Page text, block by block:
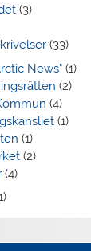
(3)
(33)
News"(1)
(2)
(4)
(1)
(1)
(2)
(4)